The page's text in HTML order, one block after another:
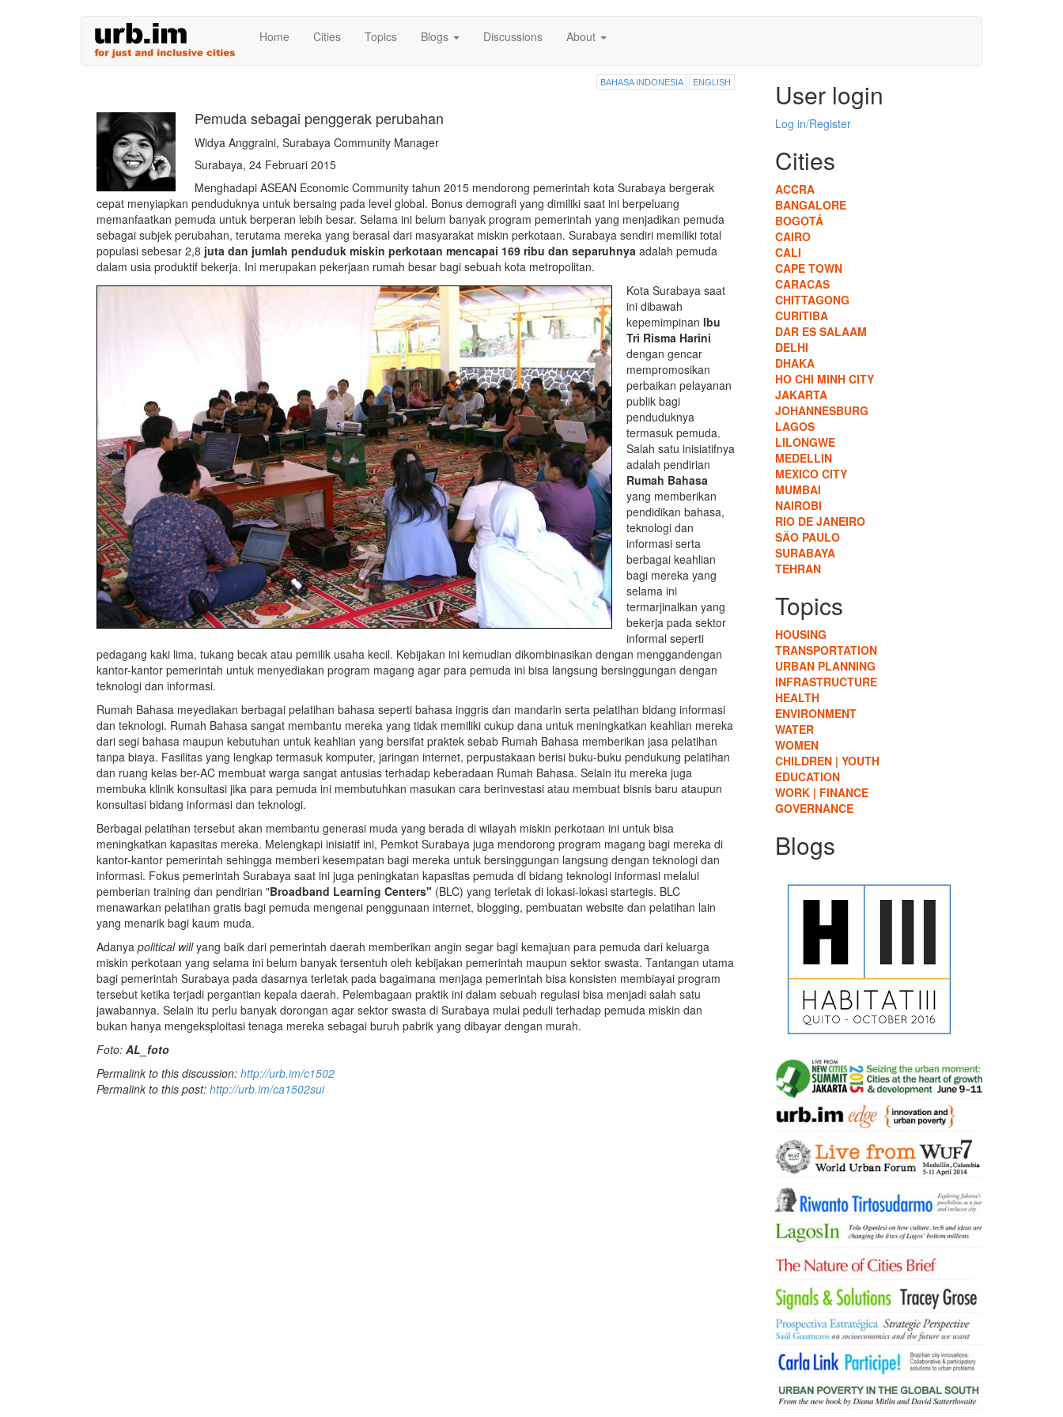
Home Cities Topics Blogs Discussions About
BAHASA INDONESIA ENGLISH
Pemuda sebagai penggerak perubahan
Widya Anggraini, Surabaya Community Manager
Surabaya, 24 Februari 2015
Menghadapi ASEAN Economic Community tahun 2015 mendorong pemerintah kota Surabaya bergerak
cepat menyiapkan penduduknya untuk bersaing pada level global. Bonus demografi yang dimiliki saat ini berpeluang
memanfaatkan pemuda untuk berperan lebih besar. Selama ini belum banyak program pemerintah yang menjadikan pemuda
sebagai subjek perubahan, terutama mereka yang berasal dari masyarakat miskin perkotaan. Surabaya sendiri memiliki total
populasi sebesar 2,8 juta dan jumlah penduduk miskin perkotaan mencapai 169 ribu dan separuhnya adalah pemuda
dalam usia produktif bekerja. Ini merupakan pekerjaan rumah besar bagi sebuah kota metropolitan.
Kota Surabaya saat
ini dibawah
kepemimpinan Ibu
Tri Risma Harini
dengan gencar
mempromosikan
perbaikan pelayanan
publik bagi
penduduknya
termasuk pemuda.
Salah satu inisiatifnya
adalah pendirian
Rumah Bahasa
yang memberikan
pendidikan bahasa,
teknologi dan
informasi serta
berbagai keahlian
bagi mereka yang
selama ini
termarjinalkan yang
bekerja pada sektor
informal seperti
pedagang kaki lima, tukang becak atau pemilik usaha kecil. Kebijakan ini kemudian dikombinasikan dengan menggandengan
kantor-kantor pemerintah untuk menyediakan program magang agar para pemuda ini bisa langsung bersinggungan dengan
teknologi dan informasi.
Rumah Bahasa meyediakan berbagai pelatihan bahasa seperti bahasa inggris dan mandarin serta pelatihan bidang informasi
dan teknologi. Rumah Bahasa sangat membantu mereka yang tidak memiliki cukup dana untuk meningkatkan keahlian mereka
dari segi bahasa maupun kebutuhan untuk keahlian yang bersifat praktek sebab Rumah Bahasa memberikan jasa pelatihan
tanpa biaya. Fasilitas yang lengkap termasuk komputer, jaringan internet, perpustakaan berisi buku-buku pendukung pelatihan
dan ruang kelas ber-AC membuat warga sangat antusias terhadap keberadaan Rumah Bahasa. Selain itu mereka juga
membuka klinik konsultasi jika para pemuda ini membutuhkan masukan cara berinvestasi atau membuat bisnis baru ataupun
konsultasi bidang informasi dan teknologi.
Berbagai pelatihan tersebut akan membantu generasi muda yang berada di wilayah miskin perkotaan ini untuk bisa
meningkatkan kapasitas mereka. Melengkapi inisiatif ini, Pemkot Surabaya juga mendorong program magang bagi mereka di
kantor-kantor pemerintah sehingga memberi kesempatan bagi mereka untuk bersinggungan langsung dengan teknologi dan
informasi. Fokus pemerintah Surabaya saat ini juga peningkatan kapasitas pemuda di bidang teknologi informasi melalui
pemberian training dan pendirian "Broadband Learning Centers" (BLC) yang terletak di lokasi-lokasi startegis. BLC
menawarkan pelatihan gratis bagi pemuda mengenai penggunaan internet, blogging, pembuatan website dan pelatihan lain
yang menarik bagi kaum muda.
Adanya political willyang baik dari pemerintah daerah memberikan angin segar bagi kemajuan para pemuda dari keluarga
miskin perkotaan yang selama ini belum banyak tersentuh oleh kebijakan pemerintah maupun sektor swasta. Tantangan utama
bagi pemerintah Surabaya pada dasarnya terletak pada bagaimana menjaga pemerintah bisa konsisten membiayai program
tersebut ketika terjadi pergantian kepala daerah. Pelembagaan praktik ini dalam sebuah regulasi bisa menjadi salah satu
jawabannya. Selain itu perlu banyak dorongan agar sektor swasta di Surabaya mulai peduli terhadap pemuda miskin dan
bukan hanya mengeksploitasi tenaga mereka sebagai buruh pabrik yang dibayar dengan murah.
Foto: AL_foto
Permalink to this discussion: http://urb.im/c1502
Permalink to this post: http://urb.im/ca1502sui
User login
Log in/Register
Cities
ACCRA
BANGALORE
BOGOTÁ
CAIRO
CALI
CAPE TOWN
CARACAS
CHITTAGONG
CURITIBA
DAR ES SALAAM
DELHI
DHAKA
HO CHI MINH CITY
JAKARTA
JOHANNESBURG
LAGOS
LILONGWE
MEDELLIN
MEXICO CITY
MUMBAI
NAIROBI
RIO DE JANEIRO
SÃO PAULO
SURABAYA
TEHRAN
Topics
HOUSING
TRANSPORTATION
URBAN PLANNING
INFRASTRUCTURE
HEALTH
ENVIRONMENT
WATER
WOMEN
CHILDREN | YOUTH
EDUCATION
WORK | FINANCE
GOVERNANCE
Blogs